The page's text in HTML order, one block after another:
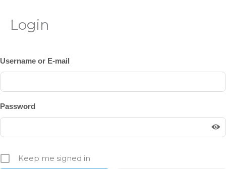
Login
Username or E-mail
Password
Keep me signed in